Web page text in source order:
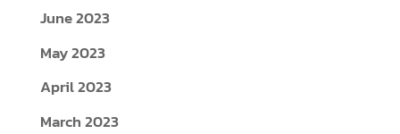
June 2023
May 2023
April 2023
March 2023